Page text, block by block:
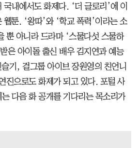
내에서도 화제다. ‘더 글로리’에 이
웹툰. ‘왕따’와 ‘학교 폭력’이라는 소
뿐 아니라 드라마 ‘스물다섯 스물하
은 아이돌 출신 배우 김지연과 예능
슬기, 걸그룹 아이브 장원영의 친언니
진으로도 화제가 되고 있다. 포털 사
다음 화 공개를 기다리는 목소리가